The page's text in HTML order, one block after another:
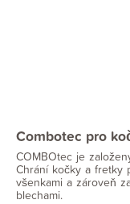
Combotec pro
COMBOtec je
Chrání kočky a fretky
všenkami a zároveň
blechami.